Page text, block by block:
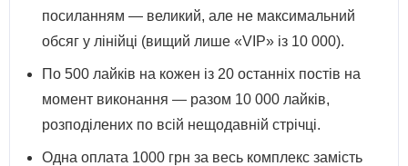
посиланням — великий, але не максимальний
обсяг у лінійці (вищий лише «VIP» із 10 000).
По 500 лайків на кожен із 20 останніх постів на
момент виконання — разом 10 000 лайків,
розподілених по всій нещодавній стрічці.
Одна оплата 1000 грн за весь комплекс замість